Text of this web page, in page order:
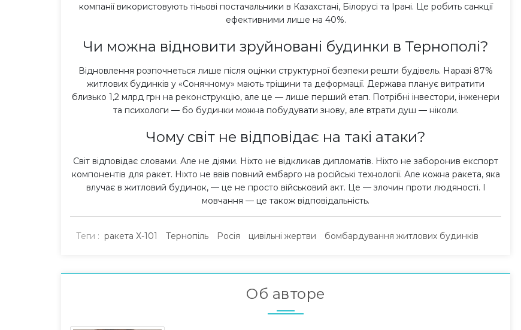
компанії використовують тіньові постачальники в Казахстані, Білорусі та Ірані. Це робить санкції
ефективними лише на 40%.
Чи можна відновити зруйновані будинки в Тернополі?
Відновлення розпочнеться лише після оцінки структурної безпеки решти будівель. Наразі 87%
житлових будинків у «Сонячному» мають тріщини та деформації. Держава планує витратити
близько 1,2 млрд грн на реконструкцію, але це — лише перший етап. Потрібні інвестори, інженери
та психологи — бо будинки можна побудувати знову, але втрати душ — ніколи.
Чому світ не відповідає на такі атаки?
Світ відповідає словами. Але не діями. Ніхто не відкликав дипломатів. Ніхто не заборонив експорт
компонентів для ракет. Ніхто не ввів повний ембарго на російські технології. Але кожна ракета, яка
влучає в житловий будинок, — це не просто військовий акт. Це — злочин проти людяності. І
мовчання — це також відповідальність.
Теги : ракета Х-101 Тернопіль Росія цивільні жертви бомбардування житлових будинків
Об авторе